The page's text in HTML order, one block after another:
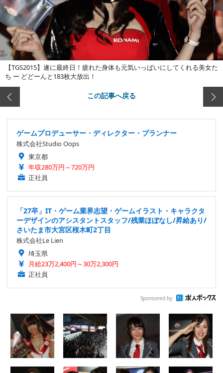
【TGS2015】遂に最終日！疲れた身体も元気いっぱいにしてくれる美女た
ち ー どどーんと183枚大放出！
この記事へ戻る
ゲームプロデューサー・ディレクター・プランナー
株式会社Studio Oops
東京都
年収280万円～720万円
正社員
「27卒」IT・ゲーム業界志望・ゲームイラスト・キャラクタ
ーデザインのアシスタントスタッフ/残業ほぼなし/昇給あり/
さいたま市大宮区桜木町2丁目
株式会社Le Lien
埼玉県
月給23万2,400円～30万2,300円
正社員
Sponsored by